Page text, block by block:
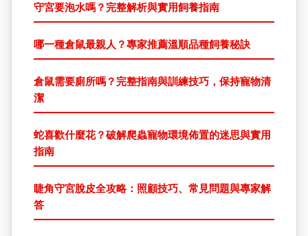
守宮要泡水嗎？完整解析與實用飼養指南
哪一種倉鼠最親人？專家推薦溫順品種飼養秘訣
倉鼠需要廁所嗎？完整指南與訓練技巧，保持寵物清
潔
蛇喜歡什麼花？破解爬蟲寵物環境佈置的迷思與實用
指南
睫角守宮脫皮全攻略：照顧技巧、常見問題與專家解
答